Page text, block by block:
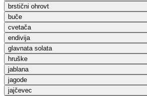
brstični ohrovt
buče
cvetača
endivija
glavnata solata
hruške
jablana
jagode
jajčevec